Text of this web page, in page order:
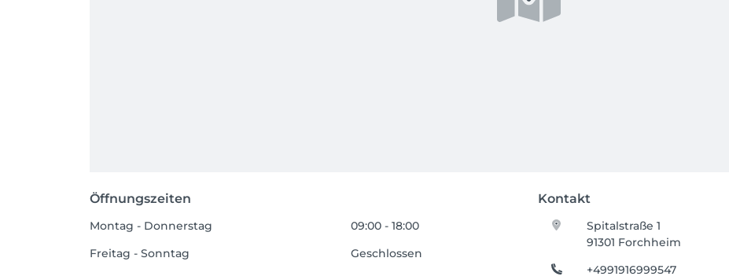
Öffnungszeiten Kontakt
Montag - Donnerstag
09:00 - 18:00
Freitag - Sonntag
Geschlossen
Spitalstraße 1
91301 Forchheim
+4991916999547